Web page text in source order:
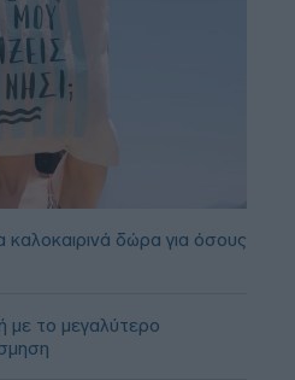
καλοκαιρινά δώρα για όσους
με το μεγαλύτερο